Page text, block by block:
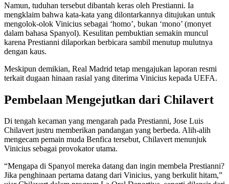
Namun, tuduhan tersebut dibantah keras oleh Prestianni. Ia
mengklaim bahwa kata-kata yang dilontarkannya ditujukan untuk
mengolok-olok Vinicius sebagai ‘homo’, bukan ‘mono’ (monyet
dalam bahasa Spanyol). Kesulitan pembuktian semakin muncul
karena Prestianni dilaporkan berbicara sambil menutup mulutnya
dengan kaus.
Meskipun demikian, Real Madrid tetap mengajukan laporan resmi
terkait dugaan hinaan rasial yang diterima Vinicius kepada UEFA.
Pembelaan Mengejutkan dari Chilavert
Di tengah kecaman yang mengarah pada Prestianni, Jose Luis
Chilavert justru memberikan pandangan yang berbeda. Alih-alih
mengecam pemain muda Benfica tersebut, Chilavert menunjuk
Vinicius sebagai provokator utama.
“Mengapa di Spanyol mereka datang dan ingin membela Prestianni?
Jika penghinaan pertama datang dari Vinicius, yang berkulit hitam,”